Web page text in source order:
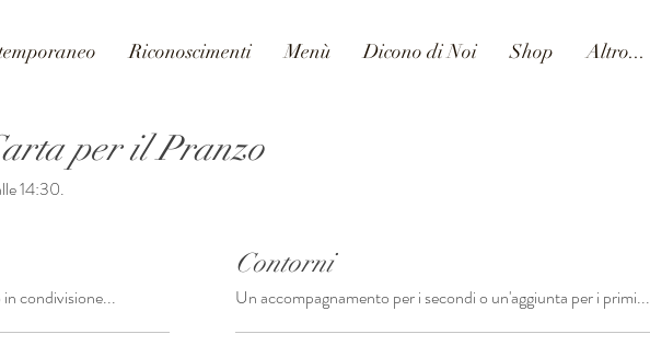
Riconoscimenti Menù Dicono di Noi Shop Altro...
per il Pranzo
14:30.
condivisione...
Contorni
Un accompagnamento per i secondi o un'aggiunta per i primi...